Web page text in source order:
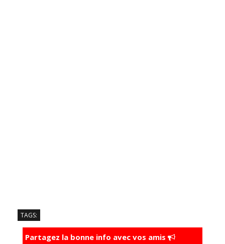
TAGS:
Partagez la bonne info avec vos amis